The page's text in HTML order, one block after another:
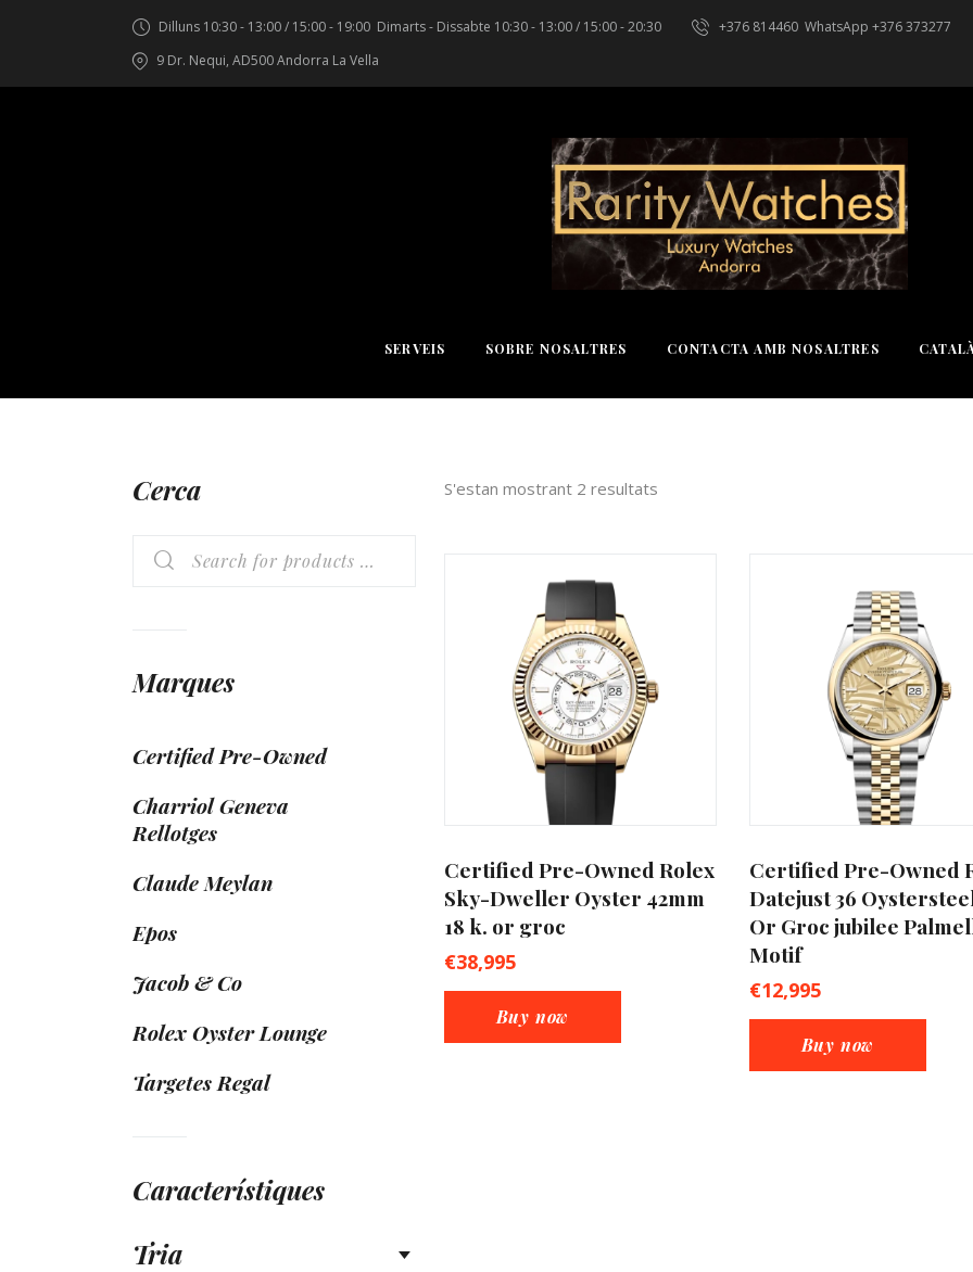
Dilluns 10:30 - 13:00 / 15:00 - 19:00 Dimarts - Dissabte 10:30 - 13:00 / 15:00 - 20:30 +376 814460 WhatsApp +376 373277
9 Dr. Nequi, AD500 Andorra La Vella
SERVEIS SOBRE NOSALTRES CONTACTA AMB NOSALTRES
S'estan mostrant 2 resultats
Certified Pre-Owned Rolex
Sky-Dweller Oyster 42mm
18 k. or groc
€38,995
Buy now
Certified Pre-Owned
Datejust 36
Or Groc jubilee
Motif
€12,995
Buy now
Cerca
Marques
Certified Pre-Owned
Charriol Geneva
Rellotges
Claude Meylan
Epos
Jacob & Co
Rolex Oyster Lounge
Targetes Regal
Característiques
Tria